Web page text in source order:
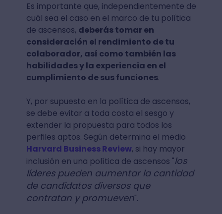
Es importante que, independientemente de
cuál sea el caso en el marco de tu política
de ascensos, deberás tomar en
consideración el rendimiento de tu
colaborador, así como también las
habilidades y la experiencia en el
cumplimiento de sus funciones.
Y, por supuesto en la política de ascensos,
se debe evitar a toda costa el sesgo y
extender la propuesta para todos los
perfiles aptos. Según determina el medio
Harvard Business Review, si hay mayor
inclusión en una política de ascensos "los
líderes pueden aumentar la cantidad
de candidatos diversos que
contratan y promueven".